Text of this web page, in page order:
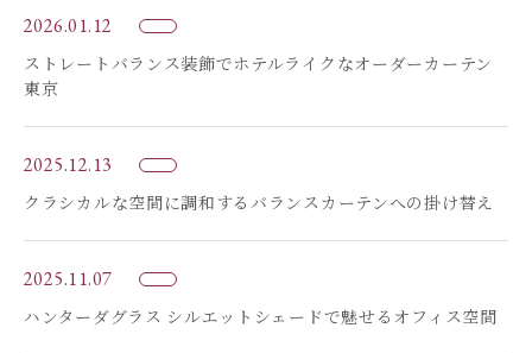
2026.01.12
ストレートバランス装飾でホテルライクなオーダーカーテン
東京
2025.12.13
クラシカルな空間に調和するバランスカーテンへの掛け替え
2025.11.07
ハンターダグラス シルエットシェードで魅せるオフィス空間